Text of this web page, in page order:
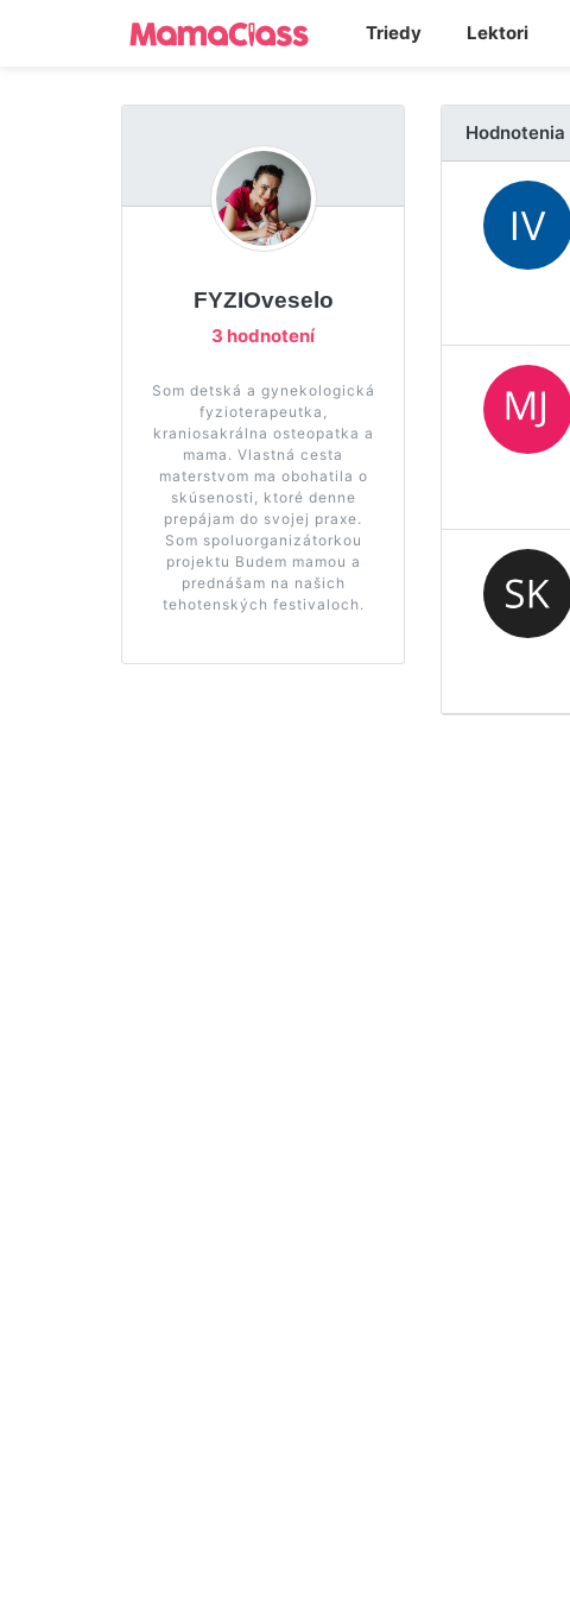
Triedy Lektori
FYZIOveselo
3 hodnotení
Som detská a gynekologická
fyzioterapeutka,
kraniosakrálna osteopatka a
mama. Vlastná cesta
materstvom ma obohatila o
skúsenosti, ktoré denne
prepájam do svojej praxe.
Som spoluorganizátorkou
projektu Budem mamou a
prednášam na našich
tehotenských festivaloch.
Hodnotenia